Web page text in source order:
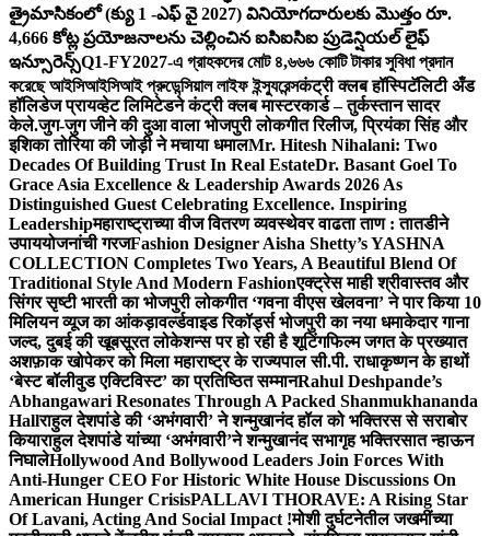
త్రైమాసికంలో (క్యు 1 -ఎఫ్ వై 2027) వినియోగదారులకు మొత్తం రూ.
4,666 కోట్ల ప్రయోజనాలను చెల్లించిన ఐసిఐసిఐ ప్రుడెన్షియల్ లైఫ్
ఇన్సూరెన్స్Q1-FY2027-এ গ্রাহকদের মোট ৪,৬৬৬ কোটি টাকার সুবিধা প্রদান
করেছে আইসিআইসিআই প্রুডেন্সিয়াল লাইফ ইন্স্যুরেন্সकंट्री क्लब हॉस्पिटॅलिटी अँड
हॉलिडेज प्रायव्हेट लिमिटेडने कंट्री क्लब मास्टरकार्ड – तुर्कस्तान सादर
केले.जुग-जुग जीने की दुआ वाला भोजपुरी लोकगीत रिलीज, प्रियंका सिंह और
इशिका तोरिया की जोड़ी ने मचाया धमालMr. Hitesh Nihalani: Two
Decades Of Building Trust In Real EstateDr. Basant Goel To
Grace Asia Excellence & Leadership Awards 2026 As
Distinguished Guest Celebrating Excellence. Inspiring
Leadershipमहाराष्ट्राच्या वीज वितरण व्यवस्थेवर वाढता ताण : तातडीने
उपाययोजनांची गरजFashion Designer Aisha Shetty’s YASHNA
COLLECTION Completes Two Years, A Beautiful Blend Of
Traditional Style And Modern Fashionएक्ट्रेस माही श्रीवास्तव और
सिंगर सृष्टी भारती का भोजपुरी लोकगीत ‘गवना वीएस खेलवना’ ने पार किया 10
मिलियन व्यूज का आंकड़ावर्ल्डवाइड रिकॉर्ड्स भोजपुरी का नया धमाकेदार गाना
जल्द, दुबई की खूबसूरत लोकेशन्स पर हो रही है शूटिंगफिल्म जगत के प्रख्यात
अशफ़ाक खोपेकर को मिला महाराष्ट्र के राज्यपाल सी.पी. राधाकृष्णन के हाथों
‘बेस्ट बॉलीवुड एक्टिविस्ट’ का प्रतिष्ठित सम्मानRahul Deshpande’s
Abhangawari Resonates Through A Packed Shanmukhananda
Hallराहुल देशपांडे की ‘अभंगवारी’ ने शन्मुखानंद हॉल को भक्तिरस से सराबोर
कियाराहुल देशपांडे यांच्या ‘अभंगवारी’ने शन्मुखानंद सभागृह भक्तिरसात न्हाऊन
निघालेHollywood And Bollywood Leaders Join Forces With
Anti-Hunger CEO For Historic White House Discussions On
American Hunger CrisisPALLAVI THORAVE: A Rising Star
Of Lavani, Acting And Social Impact !मोशी दुर्घटनेतील जखमींच्या